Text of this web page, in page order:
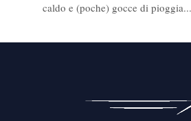
caldo e (poche) gocce di pioggia...